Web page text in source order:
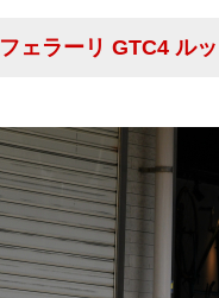
フェラーリ GTC4 ル